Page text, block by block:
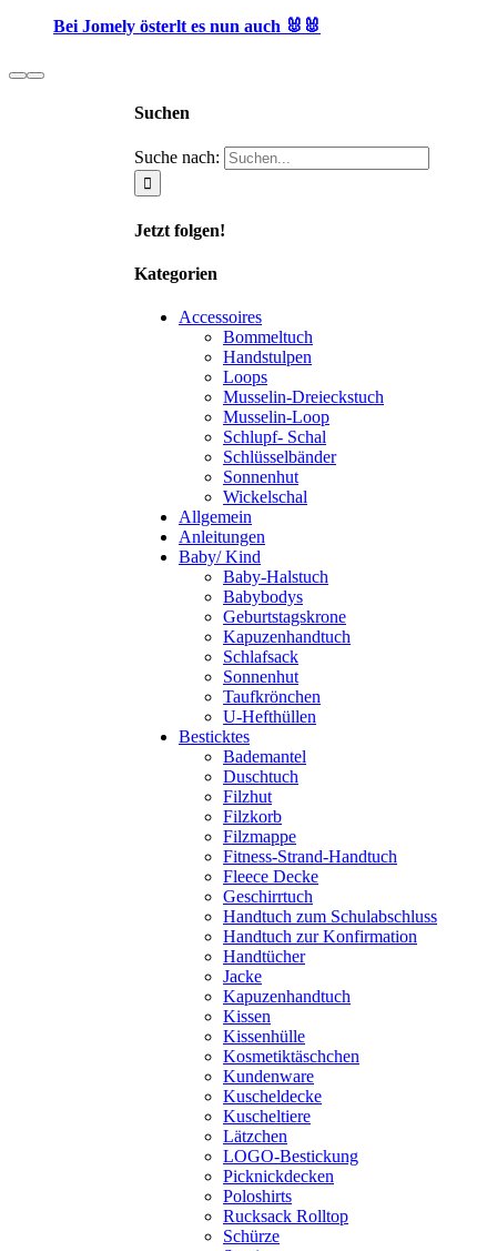
Bei Jomely österlt es nun auch 🐰🐰
Suchen
Suche nach:
Jetzt folgen!
Kategorien
Accessoires
Bommeltuch
Handstulpen
Loops
Musselin-Dreieckstuch
Musselin-Loop
Schlupf- Schal
Schlüsselbänder
Sonnenhut
Wickelschal
Allgemein
Anleitungen
Baby/ Kind
Baby-Halstuch
Babybodys
Geburtstagskrone
Kapuzenhandtuch
Schlafsack
Sonnenhut
Taufkrönchen
U-Hefthüllen
Besticktes
Bademantel
Duschtuch
Filzhut
Filzkorb
Filzmappe
Fitness-Strand-Handtuch
Fleece Decke
Geschirrtuch
Handtuch zum Schulabschluss
Handtuch zur Konfirmation
Handtücher
Jacke
Kapuzenhandtuch
Kissen
Kissenhülle
Kosmetiktäschchen
Kundenware
Kuscheldecke
Kuscheltiere
Lätzchen
LOGO-Bestickung
Picknickdecken
Poloshirts
Rucksack Rolltop
Schürze